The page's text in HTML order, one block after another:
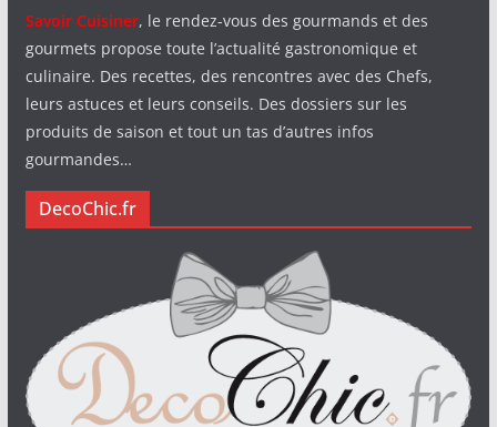
Savoir Cuisiner, le rendez-vous des gourmands et des
gourmets propose toute l’actualité gastronomique et
culinaire. Des recettes, des rencontres avec des Chefs,
leurs astuces et leurs conseils. Des dossiers sur les
produits de saison et tout un tas d’autres infos
gourmandes…
DecoChic.fr